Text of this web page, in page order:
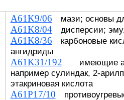
A61K9/06 мази; основы
A61K8/04дисперсии;
A61K8/36 карбоновые
ангидриды
A61K31/192 имеющие
например сулиндак, 2-
этакриновая кислота
A61P17/10